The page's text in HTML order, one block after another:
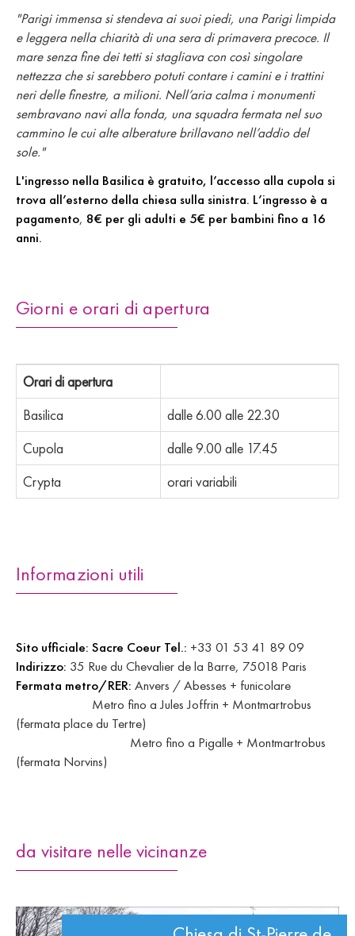
"Parigi immensa si stendeva ai suoi piedi, una Parigi limpida
e leggera nella chiarità di una sera di primavera precoce. Il
mare senza fine dei tetti si stagliava con così singolare
nettezza che si sarebbero potuti contare i camini e i trattini
neri delle finestre, a milioni. Nell’aria calma i monumenti
sembravano navi alla fonda, una squadra fermata nel suo
cammino le cui alte alberature brillavano nell’addio del
sole."
L'ingresso nella Basilica è gratuito, l’accesso alla cupola si
trova all’esterno della chiesa sulla sinistra. L’ingresso è a
pagamento, 8€ per gli adulti e 5€ per bambini fino a 16
anni.
Giorni e orari di apertura
Orari di apertura
Basilica
dalle 6.00 alle 22.30
Cupola
dalle 9.00 alle 17.45
Crypta
orari variabili
Informazioni utili
Sito ufficiale: Sacre Coeur Tel.: +33 01 53 41 89 09
Indirizzo: 35 Rue du Chevalier de la Barre, 75018 Paris
Fermata metro/RER: Anvers / Abesses + funicolare
Metro fino a Jules Joffrin + Montmartrobus
(fermata place du Tertre)
Metro fino a Pigalle + Montmartrobus
(fermata Norvins)
da visitare nelle vicinanze